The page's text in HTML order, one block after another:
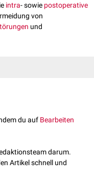
intra- sowie postoperative
von
und
man sich folgende
, z.B. durch invasive
du auf Bearbeiten
darum.
Artikel schnell und